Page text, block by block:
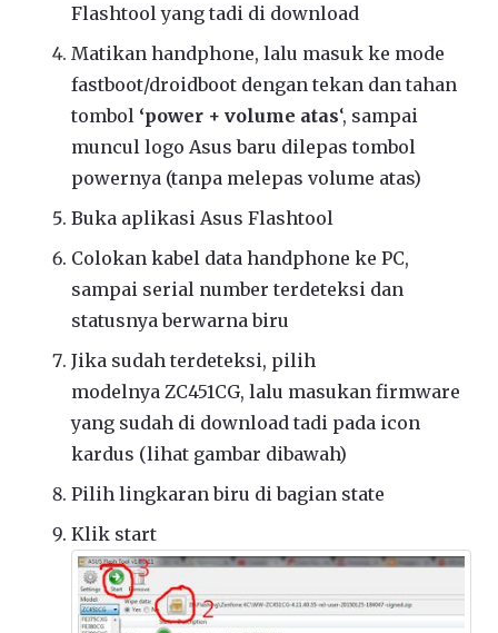
Flashtool yang tadi di download
Matikan handphone, lalu masuk ke mode
fastboot/droidboot dengan tekan dan tahan
tombol ‘power + volume atas‘, sampai
muncul logo Asus baru dilepas tombol
powernya (tanpa melepas volume atas)
Buka aplikasi Asus Flashtool
Colokan kabel data handphone ke PC,
sampai serial number terdeteksi dan
statusnya berwarna biru
Jika sudah terdeteksi, pilih
modelnya ZC451CG, lalu masukan firmware
yang sudah di download tadi pada icon
kardus (lihat gambar dibawah)
Pilih lingkaran biru di bagian state
Klik start